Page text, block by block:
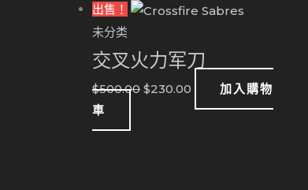
出售！
未分类
交叉火力军刀
$500.00
原
为：
$500.00。
$230.00
当
价
格
$230.00。
加入購物
車